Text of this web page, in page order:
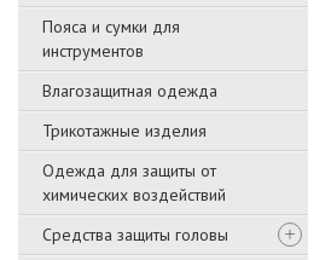
Пояса и сумки для
инструментов
Влагозащитная одежда
Трикотажные изделия
Одежда для защиты от
химических воздействий
Средства защиты головы